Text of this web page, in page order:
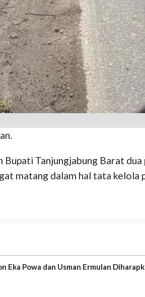
Tanjungjabung Barat
matang dalam hal tata kelola
Eka Powa dan Usman Ermulan